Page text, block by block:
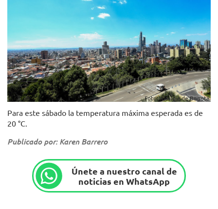
Foto: Alcaldía de Bogotá.
Para este sábado la temperatura máxima esperada es de
20 °C.
Publicado por: Karen Barrero
Únete a nuestro canal de
noticias en WhatsApp